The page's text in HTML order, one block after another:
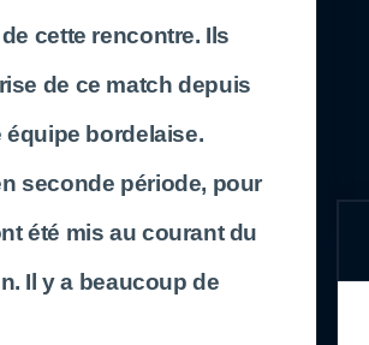
cette rencontre. Ils
de ce match depuis
équipe bordelaise.
seconde période, pour
été mis au courant du
Il y a beaucoup de